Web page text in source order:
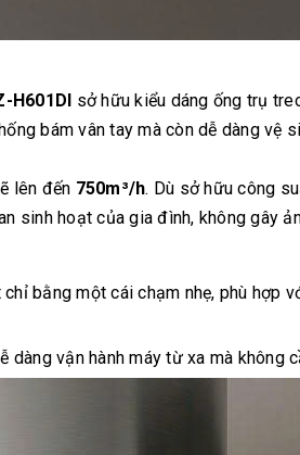
H601DI sở hữu kiểu dáng ống trụ
bám vân tay mà còn dễ dàng vệ
lên đến 750m³/h. Dù sở hữu công
sinh hoạt của gia đình, không gây
bằng một cái chạm nhẹ, phù hợp
dàng vận hành máy từ xa mà không